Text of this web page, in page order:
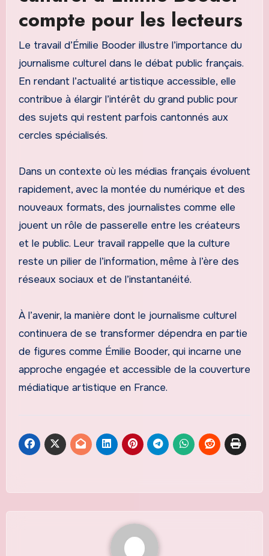
compte pour les lecteurs
Le travail d’Émilie Booder illustre l’importance du
journalisme culturel dans le débat public français.
En rendant l’actualité artistique accessible, elle
contribue à élargir l’intérêt du grand public pour
des sujets qui restent parfois cantonnés aux
cercles spécialisés.
Dans un contexte où les médias français évoluent
rapidement, avec la montée du numérique et des
nouveaux formats, des journalistes comme elle
jouent un rôle de passerelle entre les créateurs
et le public. Leur travail rappelle que la culture
reste un pilier de l’information, même à l’ère des
réseaux sociaux et de l’instantanéité.
À l’avenir, la manière dont le journalisme culturel
continuera de se transformer dépendra en partie
de figures comme Émilie Booder, qui incarne une
approche engagée et accessible de la couverture
médiatique artistique en France.